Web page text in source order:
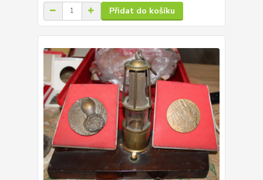
Přidat do košíku